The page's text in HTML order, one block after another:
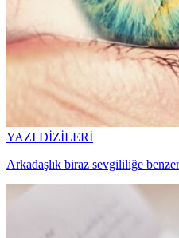
YAZI DİZİLERİ
Arkadaşlık biraz sevgililiğe benzer